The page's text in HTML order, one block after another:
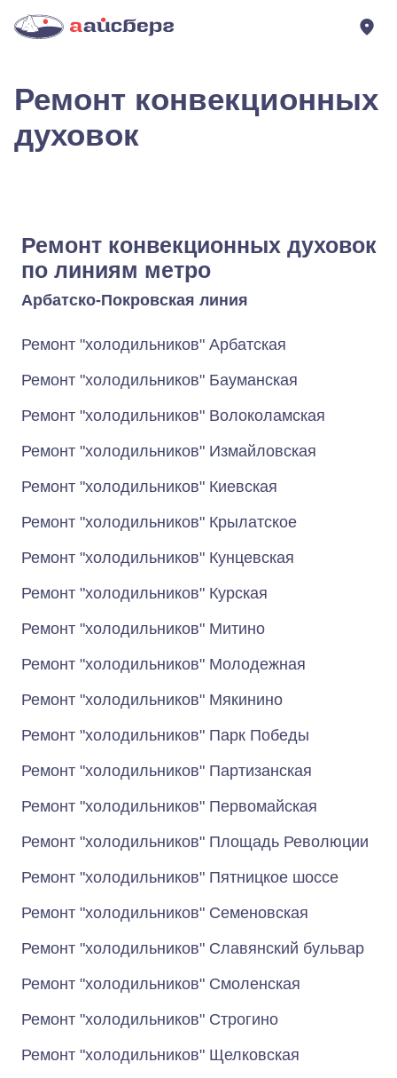
Ремонт конвекционных
духовок
Ремонт конвекционных духовок
по линиям метро
Арбатско-Покровская линия
Ремонт "холодильников" Арбатская
Ремонт "холодильников" Бауманская
Ремонт "холодильников" Волоколамская
Ремонт "холодильников" Измайловская
Ремонт "холодильников" Киевская
Ремонт "холодильников" Крылатское
Ремонт "холодильников" Кунцевская
Ремонт "холодильников" Курская
Ремонт "холодильников" Митино
Ремонт "холодильников" Молодежная
Ремонт "холодильников" Мякинино
Ремонт "холодильников" Парк Победы
Ремонт "холодильников" Партизанская
Ремонт "холодильников" Первомайская
Ремонт "холодильников" Площадь Революции
Ремонт "холодильников" Пятницкое шоссе
Ремонт "холодильников" Семеновская
Ремонт "холодильников" Славянский бульвар
Ремонт "холодильников" Смоленская
Ремонт "холодильников" Строгино
Ремонт "холодильников" Щелковская